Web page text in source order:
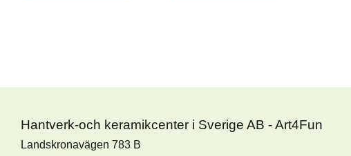
Hantverk-och keramikcenter i Sverige AB - Art4Fun
Landskronavägen 783 B